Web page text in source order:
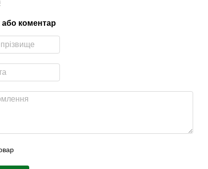
або коментар